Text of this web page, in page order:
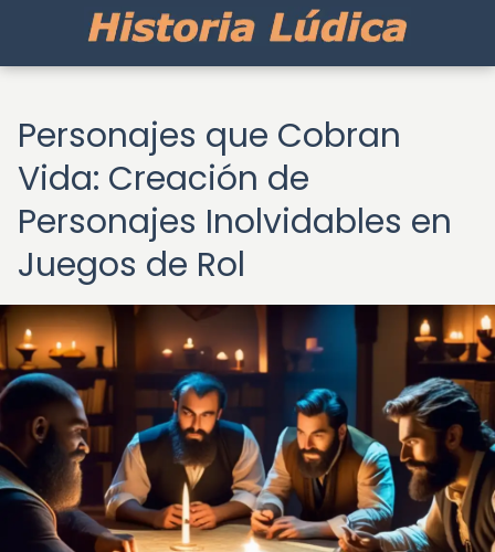
Personajes que Cobran
Vida: Creación de
Personajes Inolvidables en
Juegos de Rol